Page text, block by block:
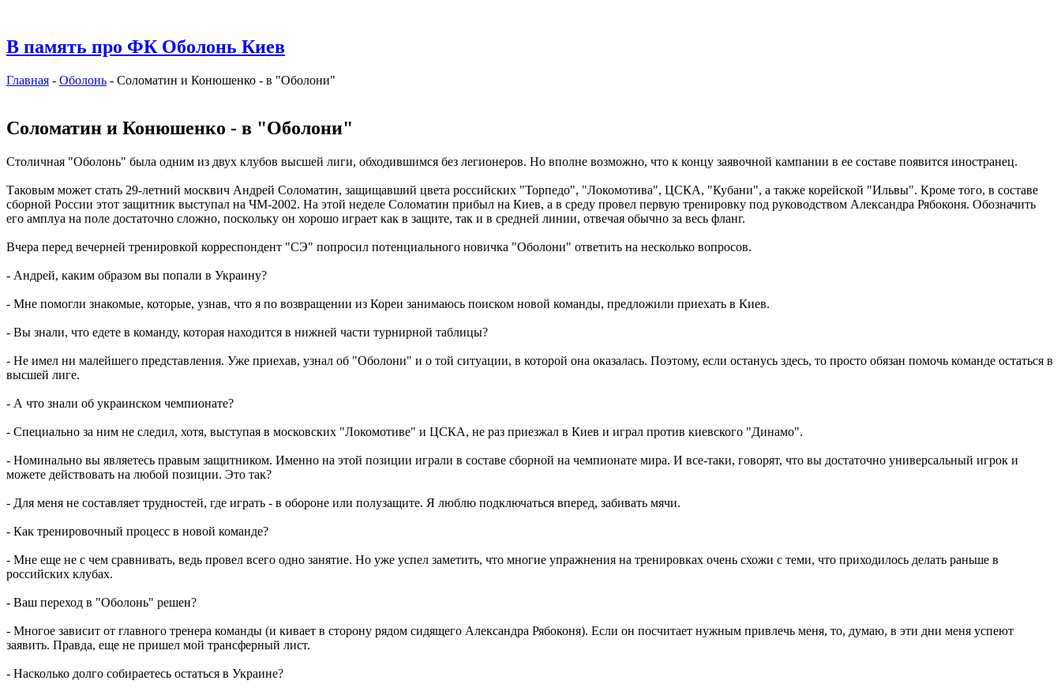
В память про ФК Оболонь Киев
Главная - Оболонь - Соломатин и Конюшенко - в "Оболони"
Соломатин и Конюшенко - в "Оболони"
Столичная "Оболонь" была одним из двух клубов высшей лиги, обходившимся без легионеров. Но вполне возможно, что к концу заявочной кампании в ее составе появится иностранец.
Таковым может стать 29-летний москвич Андрей Соломатин, защищавший цвета российских "Торпедо", "Локомотива", ЦСКА, "Кубани", а также корейской "Ильвы". Кроме того, в составе
сборной России этот защитник выступал на ЧМ-2002. На этой неделе Соломатин прибыл на Киев, а в среду провел первую тренировку под руководством Александра Рябоконя. Обозначить
его амплуа на поле достаточно сложно, поскольку он хорошо играет как в защите, так и в средней линии, отвечая обычно за весь фланг.
Вчера перед вечерней тренировкой корреспондент "СЭ" попросил потенциального новичка "Оболони" ответить на несколько вопросов.
- Андрей, каким образом вы попали в Украину?
- Мне помогли знакомые, которые, узнав, что я по возвращении из Кореи занимаюсь поиском новой команды, предложили приехать в Киев.
- Вы знали, что едете в команду, которая находится в нижней части турнирной таблицы?
- Не имел ни малейшего представления. Уже приехав, узнал об "Оболони" и о той ситуации, в которой она оказалась. Поэтому, если останусь здесь, то просто обязан помочь команде остаться в
высшей лиге.
- А что знали об украинском чемпионате?
- Специально за ним не следил, хотя, выступая в московских "Локомотиве" и ЦСКА, не раз приезжал в Киев и играл против киевского "Динамо".
- Номинально вы являетесь правым защитником. Именно на этой позиции играли в составе сборной на чемпионате мира. И все-таки, говорят, что вы достаточно универсальный игрок и
можете действовать на любой позиции. Это так?
- Для меня не составляет трудностей, где играть - в обороне или полузащите. Я люблю подключаться вперед, забивать мячи.
- Как тренировочный процесс в новой команде?
- Мне еще не с чем сравнивать, ведь провел всего одно занятие. Но уже успел заметить, что многие упражнения на тренировках очень схожи с теми, что приходилось делать раньше в
российских клубах.
- Ваш переход в "Оболонь" решен?
- Многое зависит от главного тренера команды (и кивает в сторону рядом сидящего Александра Рябоконя). Если он посчитает нужным привлечь меня, то, думаю, в эти дни меня успеют
заявить. Правда, еще не пришел мой трансферный лист.
- Насколько долго собираетесь остаться в Украине?